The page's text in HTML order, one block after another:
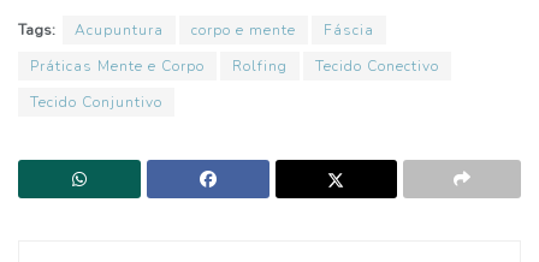
Tags: Acupuntura corpo e mente
Fáscia
Práticas Mente e Corpo
Rolfing
Tecido Conectivo
Tecido Conjuntivo